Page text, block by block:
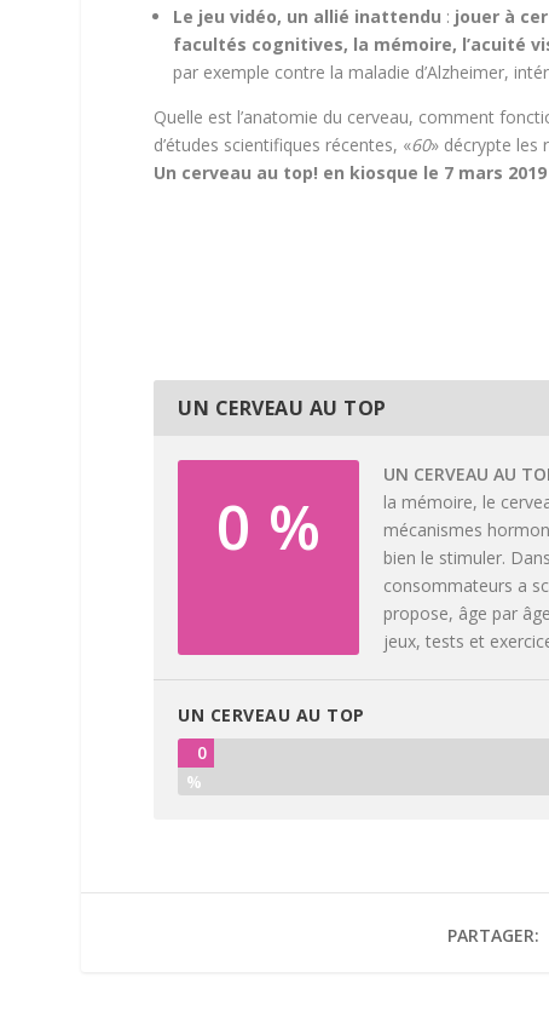
Le jeu vidéo, un allié inattendu : jouer à
facultés cognitives, la mémoire, l’acuité
par exemple contre la maladie d’Alzheimer,
Quelle est l’anatomie du cerveau, comment
d’études scientifiques récentes, «60» décrypte les
Un cerveau au top! en kiosque le 7 mars 2019
UN CERVEAU AU TOP
0 %
UN CERVEAU AU
la mémoire, le
mécanismes
bien le stimuler.
consommateurs a
propose, âge par
jeux, tests et
UN CERVEAU AU TOP
0
%
PARTAGER: